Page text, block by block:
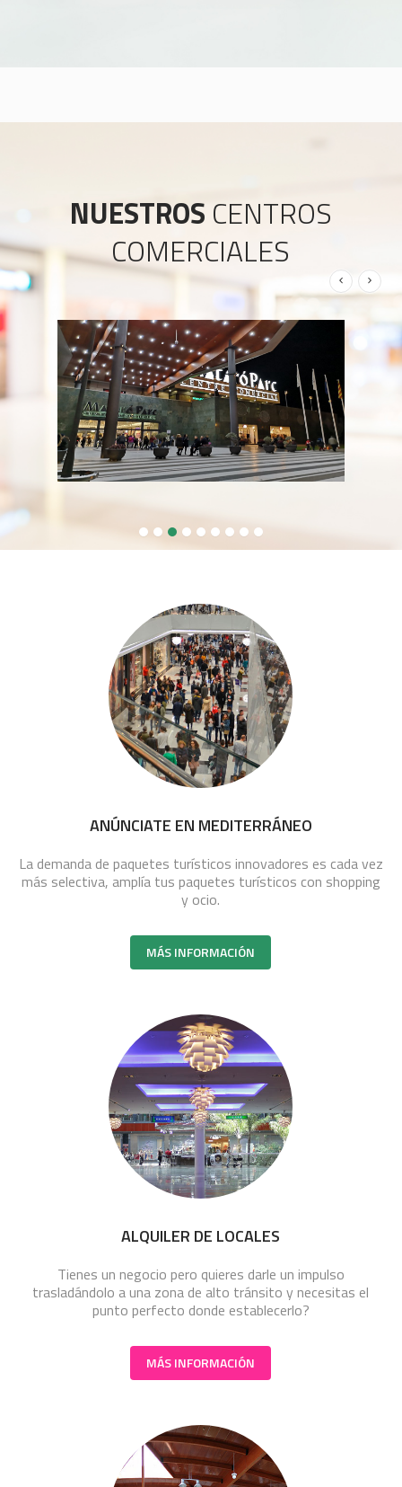
NUESTROS CENTROS
COMERCIALES
ANÚNCIATE EN MEDITERRÁNEO
La demanda de paquetes turísticos innovadores es cada vez
más selectiva, amplía tus paquetes turísticos con shopping
y ocio.
MÁS INFORMACIÓN
ALQUILER DE LOCALES
Tienes un negocio pero quieres darle un impulso
trasladándolo a una zona de alto tránsito y necesitas el
punto perfecto donde establecerlo?
MÁS INFORMACIÓN